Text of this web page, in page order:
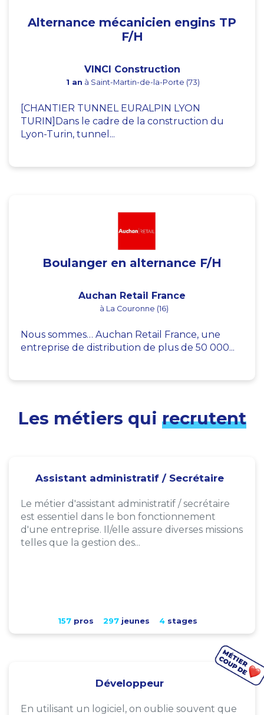
Alternance mécanicien engins TP
F/H
VINCI Construction
1 an à Saint-Martin-de-la-Porte (73)
[CHANTIER TUNNEL EURALPIN LYON
TURIN]Dans le cadre de la construction du
Lyon-Turin, tunnel...
Boulanger en alternance F/H
Auchan Retail France
à La Couronne (16)
Nous sommes… Auchan Retail France, une
entreprise de distribution de plus de 50 000...
Les métiers qui recrutent
Assistant administratif / Secrétaire
Le métier d'assistant administratif / secrétaire
est essentiel dans le bon fonctionnement
d'une entreprise. Il/elle assure diverses missions
telles que la gestion des...
157pros 297jeunes 4stages
Développeur
En utilisant un logiciel, on oublie souvent que